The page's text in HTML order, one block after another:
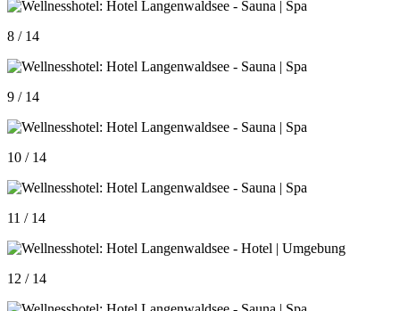
8 / 14
9 / 14
10 / 14
11 / 14
12 / 14